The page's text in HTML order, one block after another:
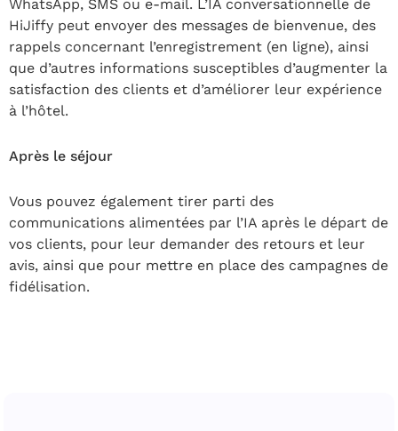
WhatsApp, SMS ou e-mail. L’IA conversationnelle de
HiJiffy peut envoyer des messages de bienvenue, des
rappels concernant l’enregistrement (en ligne), ainsi
que d’autres informations susceptibles d’augmenter la
satisfaction des clients et d’améliorer leur expérience
à l’hôtel.
Après le séjour
Vous pouvez également tirer parti des
communications alimentées par l’IA après le départ de
vos clients, pour leur demander des retours et leur
avis, ainsi que pour mettre en place des campagnes de
fidélisation.